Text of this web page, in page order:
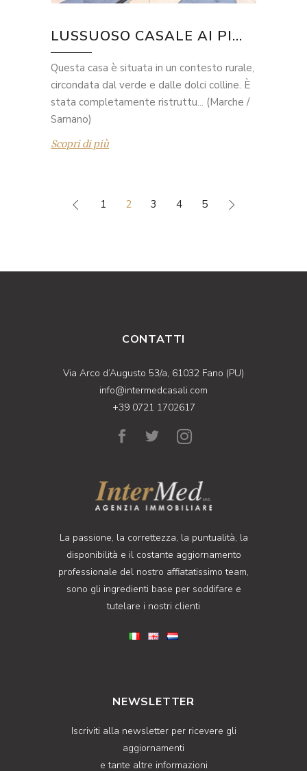
LUSSUOSO CASALE AI PI...
Questa casa è situata in un contesto rurale,
circondata dal verde e dalle dolci colline. È
stata completamente ristruttu... (Marche /
Sarnano)
Scopri di più
1 2 3 4 5
CONTATTI
Via Arco d’Augusto 53/a, 61032 Fano (PU)
info@intermedcasali.com
+39 0721 1702617
La passione, la correttezza, la puntualità, la
disponibilità e il costante aggiornamento
professionale del nostro affiatatissimo team,
sono gli ingredienti base per soddifare e
tutelare i nostri clienti
NEWSLETTER
Iscriviti alla newsletter per ricevere gli
aggiornamenti
e tante altre informazioni